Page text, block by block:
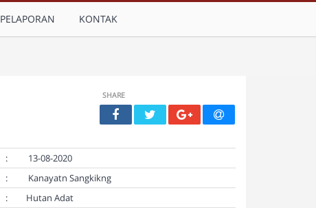
PELAPORAN KONTAK
SHARE
:
13-08-2020
:
Kanayatn Sangkikng
:
Hutan Adat